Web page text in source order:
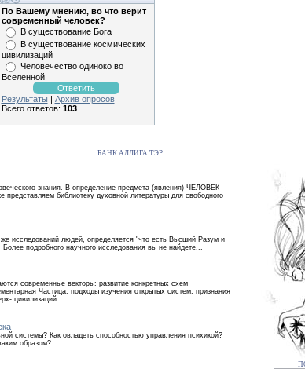
По Вашему мнению, во что верит
современный человек?
В существование Бога
В существование космических
цивилизаций
Человечество одиноко во
Вселенной
Результаты| Архив опросов
Всего ответов: 103
БАНК АЛЛИГА ТЭР
знания. В определение предмета (явления) ЧЕЛОВЕК
библиотеку духовной литературы для свободного
исследований людей, определяется "что есть Высший Разум и
подробного научного исследования вы не найдете...
современные векторы: развитие конкретных схем
Частица; подходы изучения открытых систем; признания
цивилизаций...
системы? Как овладеть способностью управления психикой?
образом?